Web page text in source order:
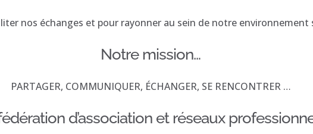
nos échanges et pour rayonner au sein de notre
Notre mission…
PARTAGER, COMMUNIQUER, ÉCHANGER, SE RENCONTRER …
d’association et réseaux